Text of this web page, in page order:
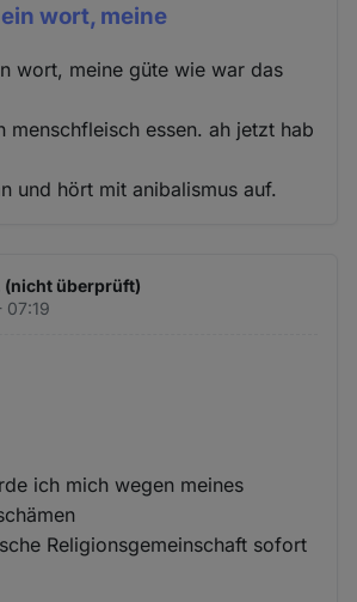
wort, meine
wort, meine güte wie war das
menschfleisch essen. ah jetzt hab
und hört mit anibalismus auf.
(nicht überprüft)
07:19
ich mich wegen meines
Religionsgemeinschaft sofort